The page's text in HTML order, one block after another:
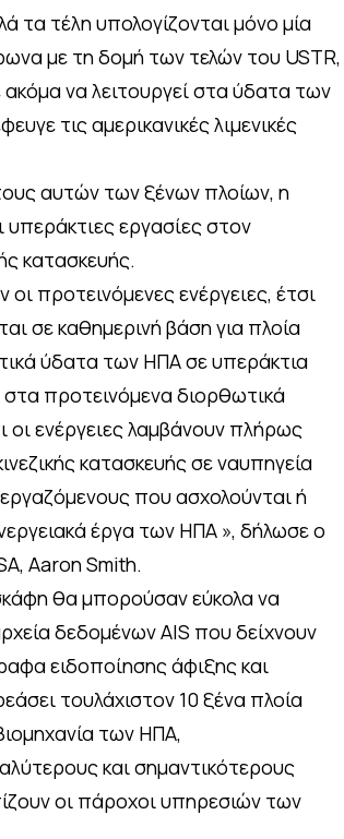
τα τέλη υπολογίζονται μόνο μία
με τη δομή των τελών του USTR,
να λειτουργεί στα ύδατα των
τις αμερικανικές λιμενικές
αυτών των ξένων πλοίων, η
εργασίες στον
κατασκευής.
προτεινόμενες ενέργειες, έτσι
σε καθημερινή βάση για πλοία
ύδατα των ΗΠΑ σε υπεράκτια
στα προτεινόμενα διορθωτικά
ενέργειες λαμβάνουν πλήρως
κατασκευής σε ναυπηγεία
που ασχολούνται ή
έργα των ΗΠΑ », δήλωσε ο
Aaron Smith.
θα μπορούσαν εύκολα να
δεδομένων AIS που δείχνουν
ειδοποίησης άφιξης και
τουλάχιστον 10 ξένα πλοία
των ΗΠΑ,
και σημαντικότερους
οι πάροχοι υπηρεσιών των